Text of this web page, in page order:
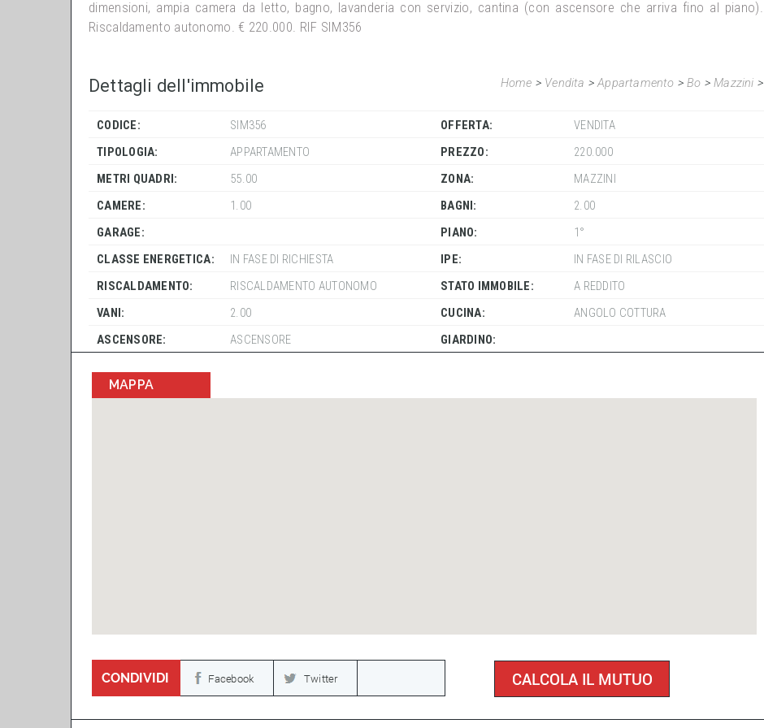
dimensioni, ampia camera da letto, bagno, lavanderia con servizio, cantina (con ascensore che arriva fino al piano).
Riscaldamento autonomo. € 220.000. RIF SIM356
Dettagli dell'immobile Home > Vendita >Appartamento >Bo >Mazzini >
CODICE: SIM356 OFFERTA:
VENDITA
TIPOLOGIA:
APPARTAMENTO PREZZO:
220.000
METRI QUADRI:
55.00 ZONA:
MAZZINI
CAMERE:
1.00 BAGNI:
2.00
GARAGE:
PIANO:
1°
CLASSE ENERGETICA:
IN FASE DI RICHIESTA IPE:
IN FASE DI RILASCIO
RISCALDAMENTO:
RISCALDAMENTO AUTONOMO STATO IMMOBILE:
A REDDITO
VANI:
2.00 CUCINA:
ANGOLO COTTURA
ASCENSORE:
ASCENSORE GIARDINO:
MAPPA